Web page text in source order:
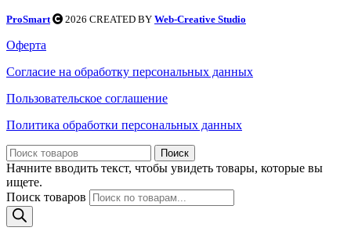
ProSmart 2026 CREATED BY Web-Creative Studio
Оферта
Согласие на обработку персональных данных
Пользовательское соглашение
Политика обработки персональных данных
Поиск
Начните вводить текст, чтобы увидеть товары, которые вы
ищете.
Поиск товаров